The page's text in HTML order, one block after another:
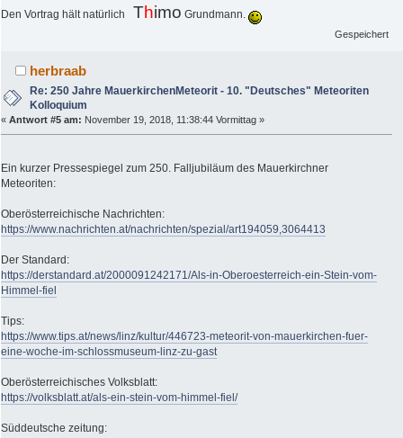
Den Vortrag hält natürlich Thimo Grundmann.
Gespeichert
herbraab
Re: 250 Jahre MauerkirchenMeteorit - 10. "Deutsches" Meteoriten
Kolloquium
« Antwort #5 am: November 19, 2018, 11:38:44 Vormittag »
Ein kurzer Pressespiegel zum 250. Falljubiläum des Mauerkirchner
Meteoriten:
Oberösterreichische Nachrichten:
https://www.nachrichten.at/nachrichten/spezial/art194059,3064413
Der Standard:
https://derstandard.at/2000091242171/Als-in-Oberoesterreich-ein-Stein-vom-
Himmel-fiel
Tips:
https://www.tips.at/news/linz/kultur/446723-meteorit-von-mauerkirchen-fuer-
eine-woche-im-schlossmuseum-linz-zu-gast
Oberösterreichisches Volksblatt:
https://volksblatt.at/als-ein-stein-vom-himmel-fiel/
Süddeutsche zeitung: